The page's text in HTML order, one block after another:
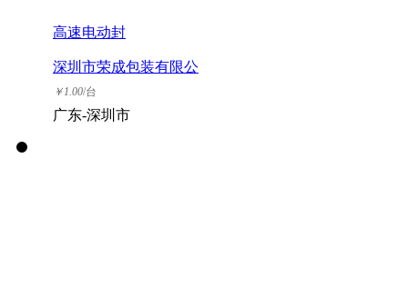
高速电动封
深圳市荣成包装有限公
司
￥1.00/台
广东-深圳市